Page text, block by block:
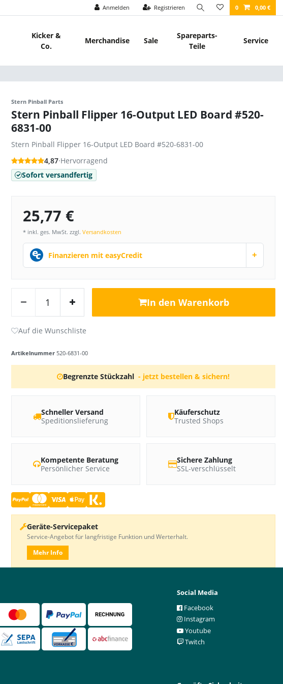
Anmelden Registrieren 0 0,00 €
Kicker &
Co.
Merchandise Sale
Spareparts-
Teile
Service
Stern Pinball Parts
Stern Pinball Flipper 16-Output LED Board #520-
6831-00
Stern Pinball Flipper 16-Output LED Board #520-6831-00
4,87·Hervorragend
Sofort versandfertig
25,77 €
* inkl. ges. MwSt. zzgl.Versandkosten
Finanzieren mit easyCredit +
In den Warenkorb
Artikelnummer 520-6831-00
Begrenzte Stückzahl - jetzt bestellen & sichern!
Schneller Versand
Speditionslieferung
Käuferschutz
Trusted Shops
Kompetente Beratung
Persönlicher Service
Sichere Zahlung
SSL-verschlüsselt
Geräte-Servicepaket
Service-Angebot für langfristige Funktion und Werterhalt.
Mehr Info
Social Media
Facebook
Instagram
Youtube
Twitch